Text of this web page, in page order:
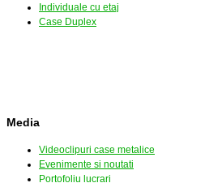
Individuale cu etaj
Case Duplex
Media
Videoclipuri case metalice
Evenimente si noutati
Portofoliu lucrari